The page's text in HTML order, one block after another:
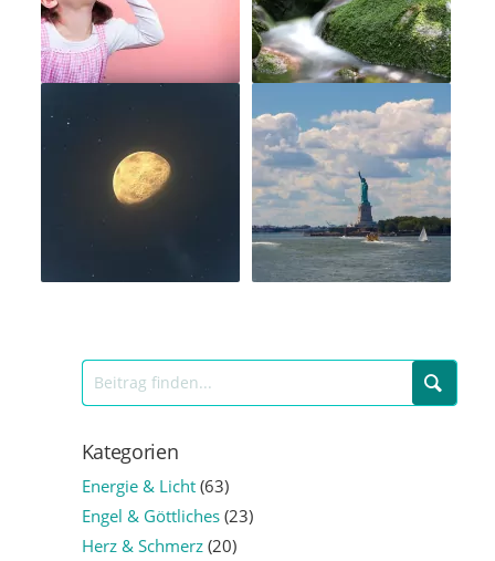
Kategorien
Energie & Licht(63)
Engel & Göttliches(23)
Herz & Schmerz(20)